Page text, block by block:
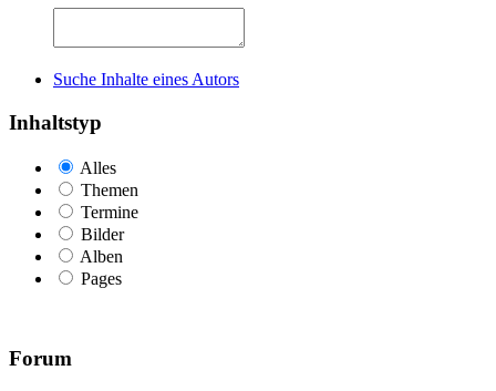
Suche Inhalte eines Autors
Inhaltstyp
Alles
Themen
Termine
Bilder
Alben
Pages
Forum